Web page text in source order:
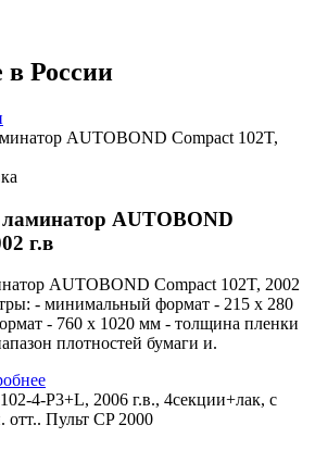
в России
AUTOBOND
г.в
AUTOBOND Compact 102T, 2002
- минимальный формат - 215 х 280
- 760 х 1020 мм - толщина пленки
плотностей бумаги и.